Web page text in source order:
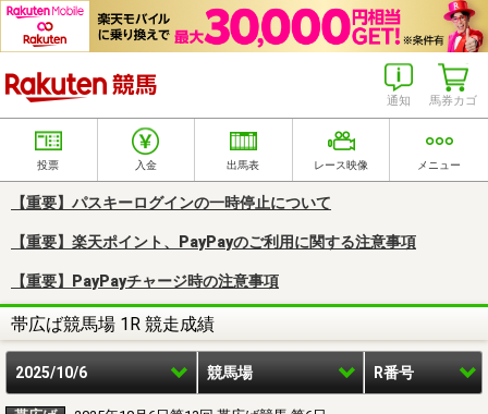
馬券カゴ
通知
投票 入金 出馬表 レース映像 メニュー
【重要】パスキーログインの一時停止について
【重要】楽天ポイント、PayPayのご利用に関する注意事項
【重要】PayPayチャージ時の注意事項
帯広ば競馬場 1R 競走成績
2025/10/6 競馬場 R番号